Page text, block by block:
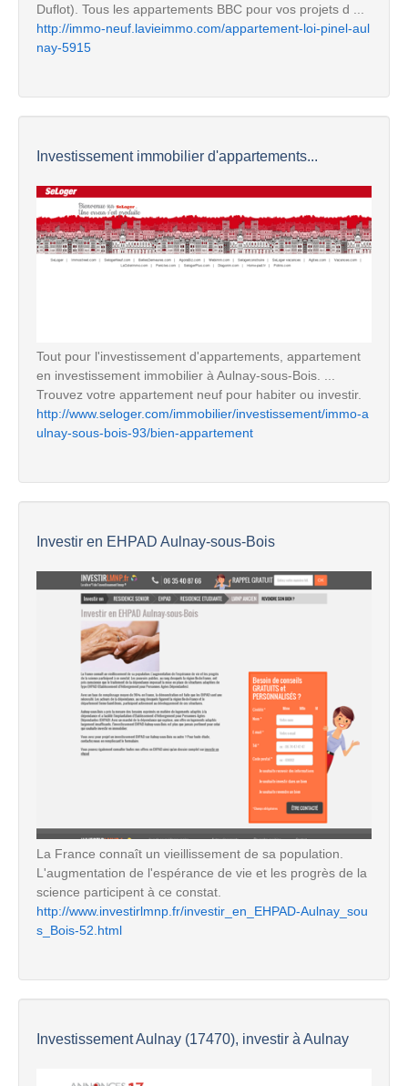
Duflot). Tous les appartements BBC pour vos projets d ...
http://immo-neuf.lavieimmo.com/appartement-loi-pinel-aul
nay-5915
Investissement immobilier d'appartements...
Tout pour l'investissement d'appartements, appartement
en investissement immobilier à Aulnay-sous-Bois. ...
Trouvez votre appartement neuf pour habiter ou investir.
http://www.seloger.com/immobilier/investissement/immo-a
ulnay-sous-bois-93/bien-appartement
Investir en EHPAD Aulnay-sous-Bois
La France connaît un vieillissement de sa population.
L'augmentation de l'espérance de vie et les progrès de la
science participent à ce constat.
http://www.investirlmnp.fr/investir_en_EHPAD-Aulnay_sou
s_Bois-52.html
Investissement Aulnay (17470), investir à Aulnay